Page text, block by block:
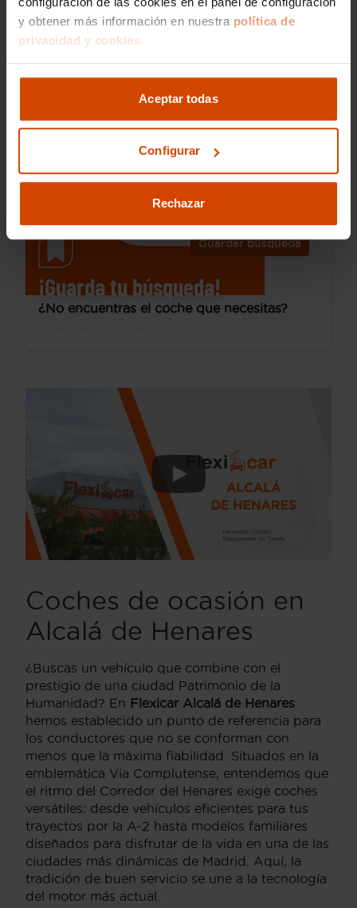
y obtener más información en nuestra política de
privacidad y cookies.
Aceptar todas
Configurar
Rechazar
Desde 858 € /mes*
Mercedes Benz Clase GLC
GLC 300 de 4MATIC
2023
52.581 km
Automática
I.V.A. Deducible Alcalá de Henares
Guardar búsqueda
¡Guarda tu búsqueda!
¿No encuentras el coche que necesitas?
Coches de ocasión en
Alcalá de Henares
¿Buscas un vehículo que combine con el
prestigio de una ciudad Patrimonio de la
Humanidad? En Flexicar Alcalá de Henares
hemos establecido un punto de referencia para
los conductores que no se conforman con
menos que la máxima fiabilidad. Situados en la
emblemática Vía Complutense, entendemos que
el ritmo del Corredor del Henares exige coches
versátiles: desde vehículos eficientes para tus
trayectos por la A-2 hasta modelos familiares
diseñados para disfrutar de la vida en una de las
ciudades más dinámicas de Madrid. Aquí, la
tradición de buen servicio se une a la tecnología
del motor más actual.